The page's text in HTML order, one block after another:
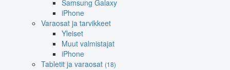
Samsung Galaxy
iPhone
Varaosat ja tarvikkeet
Yleiset
Muut valmistajat
iPhone
Tabletit ja varaosat (18)